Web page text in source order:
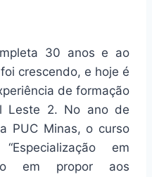
30 anos e ao
crescendo, e hoje é
de formação
Leste 2. No ano de
PUC Minas, o curso
em
em propor aos